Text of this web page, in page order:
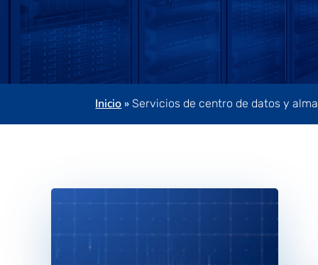
Inicio » Servicios de centro de datos y